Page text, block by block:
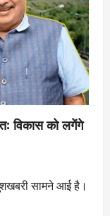
विकास को लगेंगे
सामने आई है।